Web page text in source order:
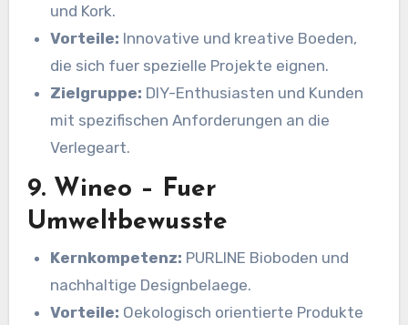
und Kork.
Vorteile: Innovative und kreative Boeden,
die sich fuer spezielle Projekte eignen.
Zielgruppe: DIY-Enthusiasten und Kunden
mit spezifischen Anforderungen an die
Verlegeart.
9. Wineo – Fuer
Umweltbewusste
Kernkompetenz: PURLINE Bioboden und
nachhaltige Designbelaege.
Vorteile: Oekologisch orientierte Produkte